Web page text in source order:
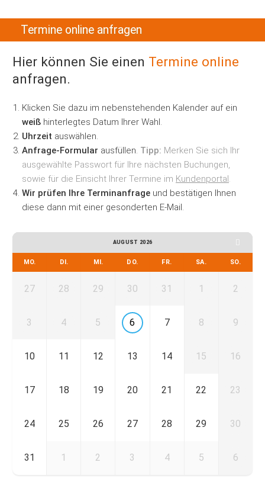
Termine online anfragen
Hier können Sie einen Termine online
anfragen.
Klicken Sie dazu im nebenstehenden Kalender auf ein
weiß hinterlegtes Datum Ihrer Wahl.
Uhrzeit auswählen.
Anfrage-Formular ausfüllen. Tipp: Merken Sie sich Ihr
ausgewählte Passwort für Ihre nächsten Buchungen,
sowie für die Einsicht Ihrer Termine im Kundenportal.
Wir prüfen Ihre Terminanfrage und bestätigen Ihnen
diese dann mit einer gesonderten E-Mail.
AUGUST 2026
MO. DI. MI. DO. FR. SA. SO.
27 28 29 30 31 1 2
3 4 5 6 7 8 9
10 11 12 13 14 15 16
17 18 19 20 21 22 23
24 25 26 27 28 29 30
31 1 2 3 4 5 6